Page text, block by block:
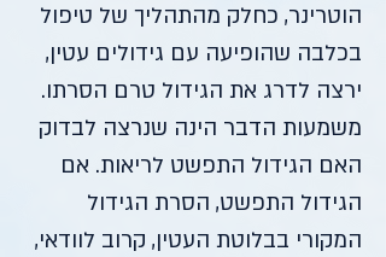
הוטרינר, כחלק מהתהליך של טיפול
בכלבה שהופיעה עם גידולים עטין,
ירצה לדרג את הגידול טרם הסרתו.
משמעות הדבר הינה שנרצה לבדוק
האם הגידול התפשט לריאות. אם
הגידול התפשט, הסרת הגידול
המקורי בבלוטת העטין, קרוב לוודאי,